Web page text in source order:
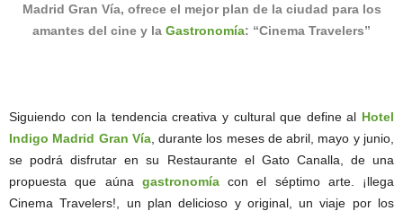
Madrid Gran Vía, ofrece el mejor plan de la ciudad para los
amantes del cine y la Gastronomía: “Cinema Travelers”
Siguiendo con la tendencia creativa y cultural que define al Hotel
Indigo Madrid Gran Vía, durante los meses de abril, mayo y junio,
se podrá disfrutar en su Restaurante el Gato Canalla, de una
propuesta que aúna gastronomíacon el séptimo arte. ¡llega
Cinema Travelers!, un plan delicioso y original, un viaje por los